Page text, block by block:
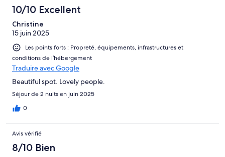
10/10 Excellent
Christine
15 juin 2025
Les points forts : Propreté, équipements, infrastructures et
conditions de l’hébergement
Traduire avec Google
Beautiful spot. Lovely people.
Séjour de 2 nuits en juin 2025
0
Avis vérifié
8/10 Bien